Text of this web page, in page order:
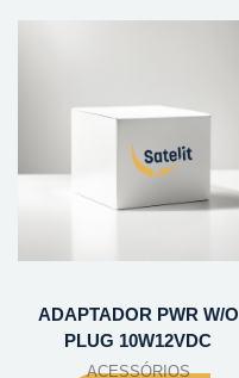
ADAPTADOR PWR W/O
PLUG 10W12VDC
ACESSÓRIOS